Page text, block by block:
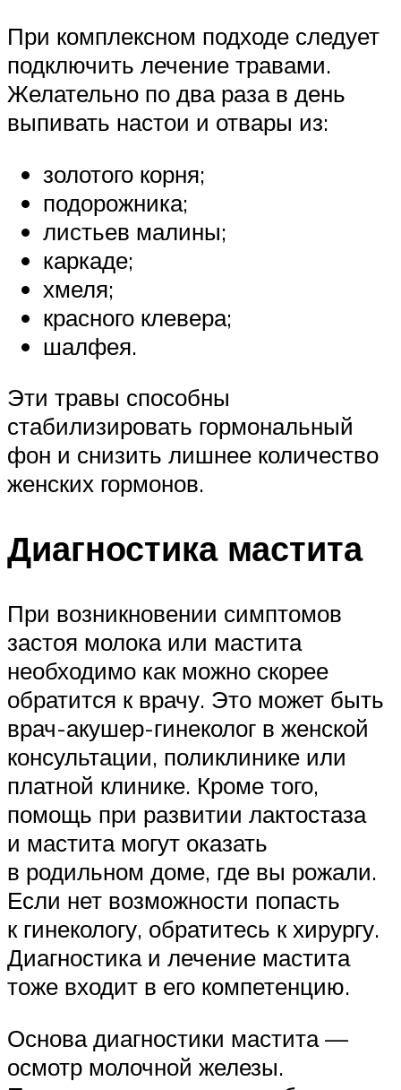
При комплексном подходе следует
подключить лечение травами.
Желательно по два раза в день
выпивать настои и отвары из:
золотого корня;
подорожника;
листьев малины;
каркаде;
хмеля;
красного клевера;
шалфея.
Эти травы способны
стабилизировать гормональный
фон и снизить лишнее количество
женских гормонов.
Диагностика мастита
При возникновении симптомов
застоя молока или мастита
необходимо как можно скорее
обратится к врачу. Это может быть
врач-акушер-гинеколог в женской
консультации, поликлинике или
платной клинике. Кроме того,
помощь при развитии лактостаза
и мастита могут оказать
в родильном доме, где вы рожали.
Если нет возможности попасть
к гинекологу, обратитесь к хирургу.
Диагностика и лечение мастита
тоже входит в его компетенцию.
Основа диагностики мастита —
осмотр молочной железы.